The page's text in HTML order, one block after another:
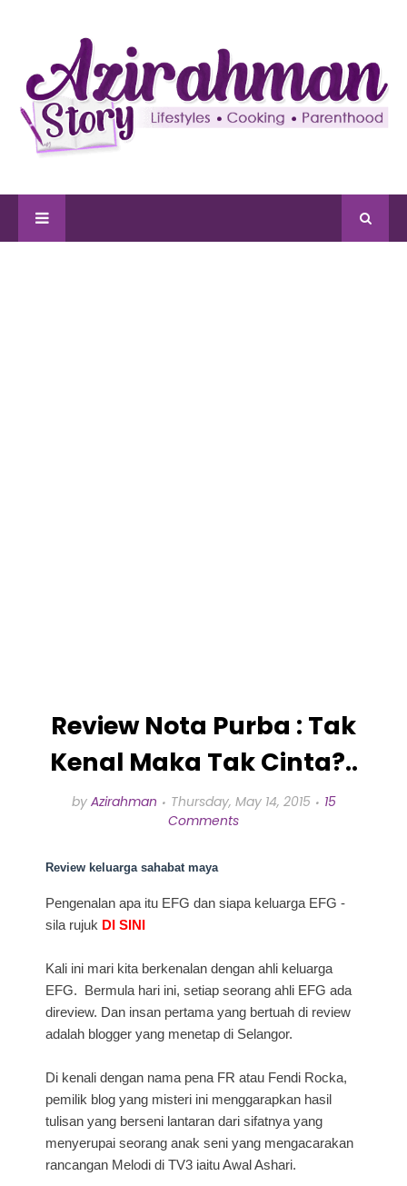
Review Nota Purba : Tak
Kenal Maka Tak Cinta?..
by Azirahman Thursday, May 14, 2015
15
Comments
Review keluarga sahabat maya
Pengenalan apa itu EFG dan siapa keluarga EFG -
sila rujuk DI SINI
Kali ini mari kita berkenalan dengan ahli keluarga
EFG. Bermula hari ini, setiap seorang ahli EFG ada
direview. Dan insan pertama yang bertuah di review
adalah blogger yang menetap di Selangor.
Di kenali dengan nama pena FR atau Fendi Rocka,
pemilik blog yang misteri ini menggarapkan hasil
tulisan yang berseni lantaran dari sifatnya yang
menyerupai seorang anak seni yang mengacarakan
rancangan Melodi di TV3 iaitu Awal Ashari.